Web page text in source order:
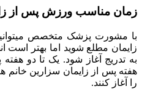
زمان مناسب ورزش پس از
با مشورت پزشک متخصص
زایمان مطلع شوید اما بهتر است
هفته پس از زایمان سزارین خانم
را آغاز کنند.